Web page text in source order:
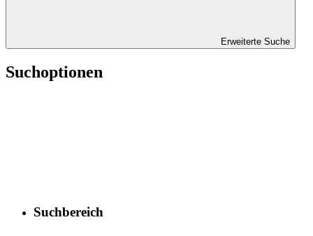
Erweiterte Suche
Suchoptionen
Suchbereich